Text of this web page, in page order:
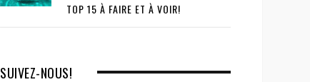
TOP 15 À FAIRE ET À VOIR!
SUIVEZ-NOUS!